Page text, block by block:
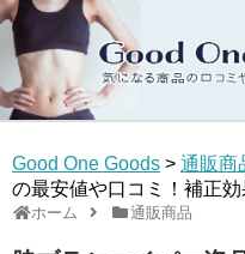
Good One Goods > 通販商
の最安値や口コミ！補正効
ホーム 通販商品